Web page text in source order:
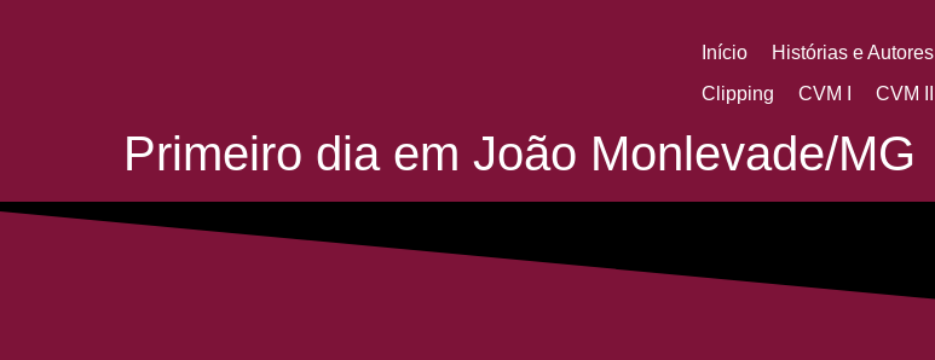
Início Histórias e Autores
Clipping
CVM I CVM II
Primeiro dia em João Monlevade/MG